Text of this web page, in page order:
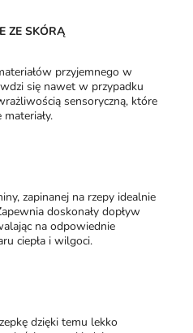
ZE SKÓRĄ
przyjemnego w
się nawet w przypadku
sensoryczną, które
zapinanej na rzepy idealnie
doskonały dopływ
na odpowiednie
ciepła i wilgoci.
dzięki temu lekko